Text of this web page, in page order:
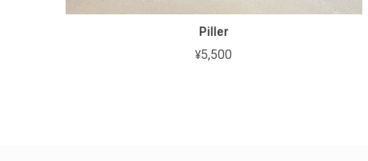
Piller
¥5,500